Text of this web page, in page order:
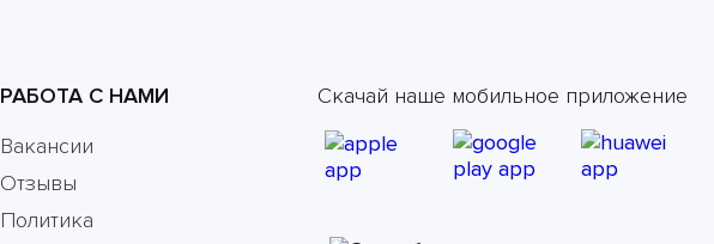
РАБОТА С НАМИ
Вакансии
Отзывы
Политика
Скачай наше мобильное приложение